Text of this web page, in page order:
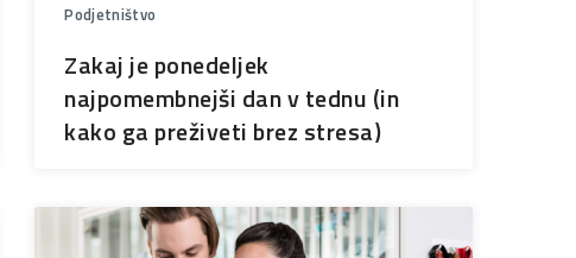
Podjetništvo
Zakaj je ponedeljek
najpomembnejši dan v tednu (in
kako ga preživeti brez stresa)